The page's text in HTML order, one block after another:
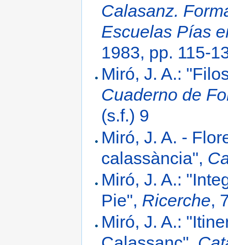
Calasanz.
Escuelas Pías
1983, pp. 115-
Miró, J. A.:
Cuaderno de
(s.f.) 9
Miró, J. A. -
calassància",
Miró, J. A.:
Pie", Ricerche,
Miró, J. A.: